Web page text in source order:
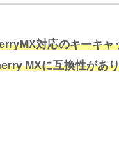
対応のキーキャ
MXに互換性があ